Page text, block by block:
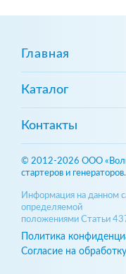
Главная
Каталог
Контакты
© 2012-2026 ООО
стартеров и генераторов.
Информация на данном
определяемой
положениями Статьи
Политика
Согласие на